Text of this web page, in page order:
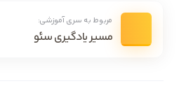
مربوط به سری آموزشی:
مسیر یادگیری سئو